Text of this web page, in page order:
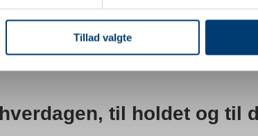
og annoncer, til at vise dig funktioner til sociale
din brug af vores hjemmeside med vores partnere
Vores partnere kan kombinere disse data med
af deres tjenester.
Tillad valgte
helt særligt, når det bærer et navn, et logo
det personlige præg på præmier og gaver, og
kan I transformere Lagan-kruset til en
indsats, til et jubilæum eller som en del af en
til holdet og til